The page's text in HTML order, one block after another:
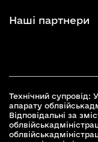
Наші партнери
Технічний супровід:
апарату
Відповідальні за